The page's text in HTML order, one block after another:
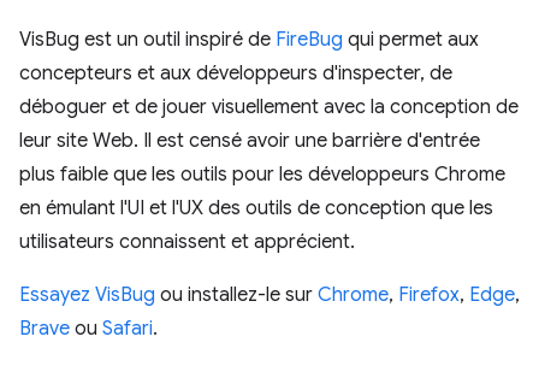
VisBug est un outil inspiré de FireBug qui permet aux
concepteurs et aux développeurs d'inspecter, de
déboguer et de jouer visuellement avec la conception de
leur site Web. Il est censé avoir une barrière d'entrée
plus faible que les outils pour les développeurs Chrome
en émulant l'UI et l'UX des outils de conception que les
utilisateurs connaissent et apprécient.
Essayez VisBug ou installez-le sur Chrome, Firefox, Edge,
Brave ou Safari.